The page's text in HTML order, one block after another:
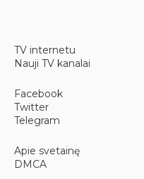
Transliuotojas daug
procesus, vietos
reikalus. Pirmenybę
išsamią problemų,
gyvenimą, analizę. Jos
TV internetu
Nauji TV kanalai
Facebook
Twitter
Telegram
Apie svetainę
DMCA